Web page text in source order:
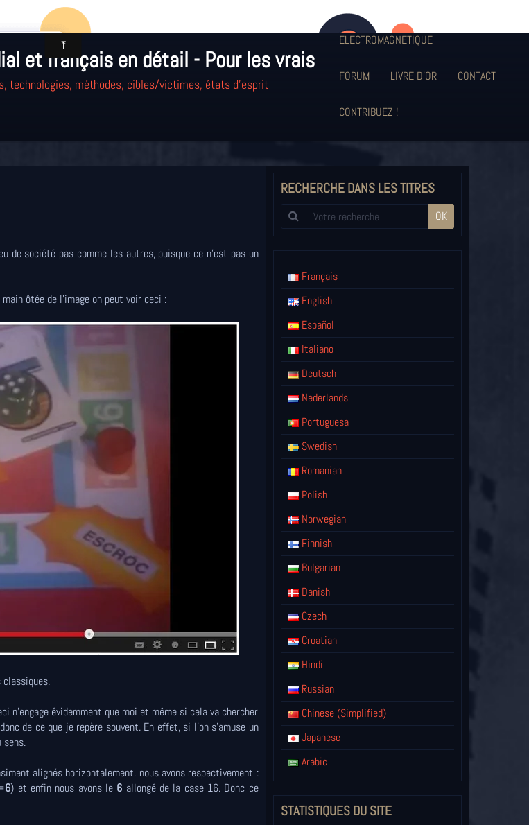
et français en détail - Pour les vrais
technologies, méthodes, cibles/victimes, états d'esprit
HARCELEMENT EN RESEAU ET
ELECTROMAGNETIQUE
FORUM LIVRE D'OR CONTACT
CONTRIBUEZ !
de société pas comme les autres, puisque ce n'est pas un
ôtée de l'image on peut voir ceci :
classiques.
évidemment que moi et même si cela va chercher
de ce que je repère souvent. En effet, si l'on s'amuse un
sens.
alignés horizontalement, nous avons respectivement :
6) et enfin nous avons le 6 allongé de la case 16. Donc ce
RECHERCHE DANS LES TITRES
OK
Français
English
Español
Italiano
Deutsch
Nederlands
Portuguesa
Swedish
Romanian
Polish
Norwegian
Finnish
Bulgarian
Danish
Czech
Croatian
Hindi
Russian
Chinese (Simplified)
Japanese
Arabic
STATISTIQUES DU SITE